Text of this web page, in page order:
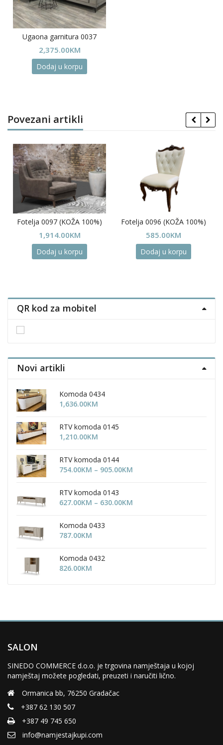
Ugaona garnitura 0037
2,375.00KM
Dodaj u korpu
Povezani artikli
Fotelja 0097 (KOŽA 100%)
1,914.00KM
Dodaj u korpu
Fotelja 0096 (KOŽA 100%)
585.00KM
Dodaj u korpu
QR kod za mobitel
Novi artikli
Komoda 0434
1,636.00KM
RTV komoda 0145
1,210.00KM
RTV komoda 0144
754.00KM – 905.00KM
RTV komoda 0143
627.00KM – 630.00KM
Komoda 0433
787.00KM
Komoda 0432
826.00KM
SALON
SINEDO COMMERCE d.o.o. je trgovina namještaja u kojoj
namještaj možete pogledati, preuzeti i naručiti lično.
Ormanica bb, 76250 Gradačac
+387 62 130 507
+387 49 745 650
info@namjestajkupi.com